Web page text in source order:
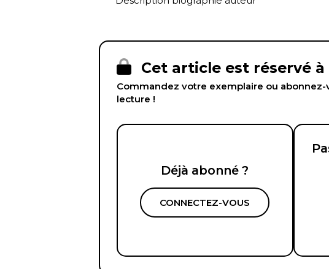
Cet article est réservé
Commandez votre exemplaire ou
lecture !
Déjà abonné ?
CONNECTEZ-VOUS